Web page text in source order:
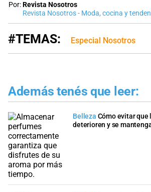
Por:Revista Nosotros
Revista Nosotros - Moda, cocina y
#TEMAS: Especial Nosotros
Además tenés que leer:
Belleza Cómo evitar que
deterioren y se